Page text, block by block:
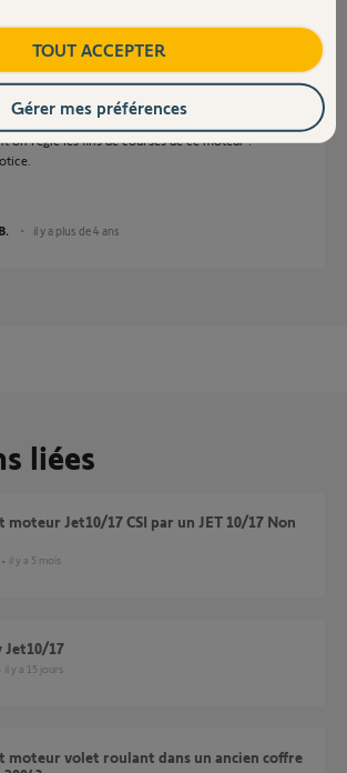
on règle les fins de courses de ce moteur .
il y a plus de 4 ans
liées
il y a 5 mois
Jet10/17
il y a 15 jours
TOUT ACCEPTER
Gérer mes préférences